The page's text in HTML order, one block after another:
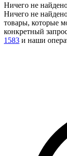
Ничего не
Ничего не
товары, которые
конкретный
1583 и наши